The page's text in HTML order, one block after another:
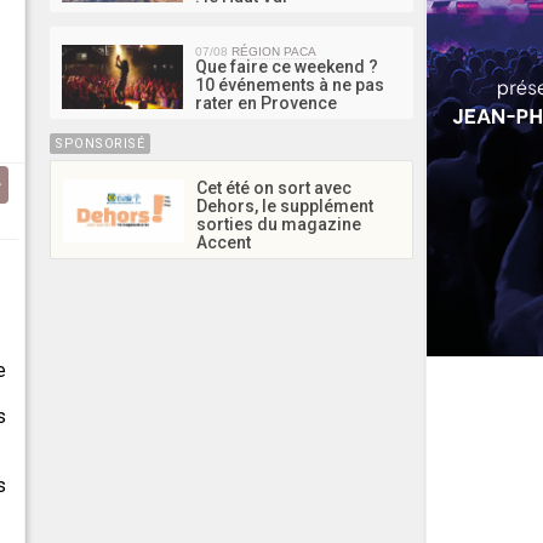
07/08 RÉGION PACA
Que faire ce weekend ?
10 événements à ne pas
rater en Provence
SPONSORISÉ
Cet été on sort avec
Dehors, le supplément
sorties du magazine
Accent